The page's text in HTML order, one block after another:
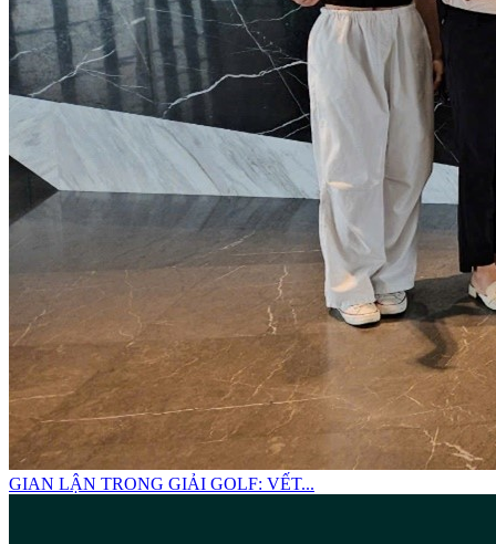
GIAN LẬN TRONG GIẢI GOLF: VẾT...